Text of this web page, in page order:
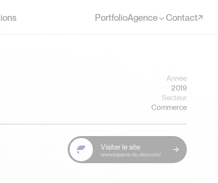
PortfolioAgence Contact
Année
2019
Secteur
Commerce
Visiter le site
www.espace-du-dos.com/